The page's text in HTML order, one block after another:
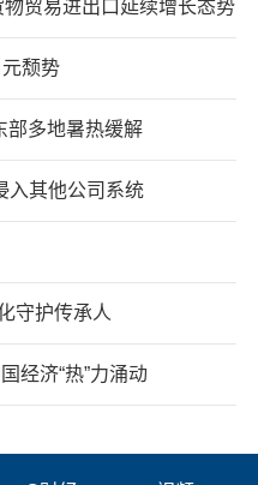
贸易进出口延续增长态势
颓势
部多地暑热缓解
入其他公司系统
守护传承人
经济“热”力涌动